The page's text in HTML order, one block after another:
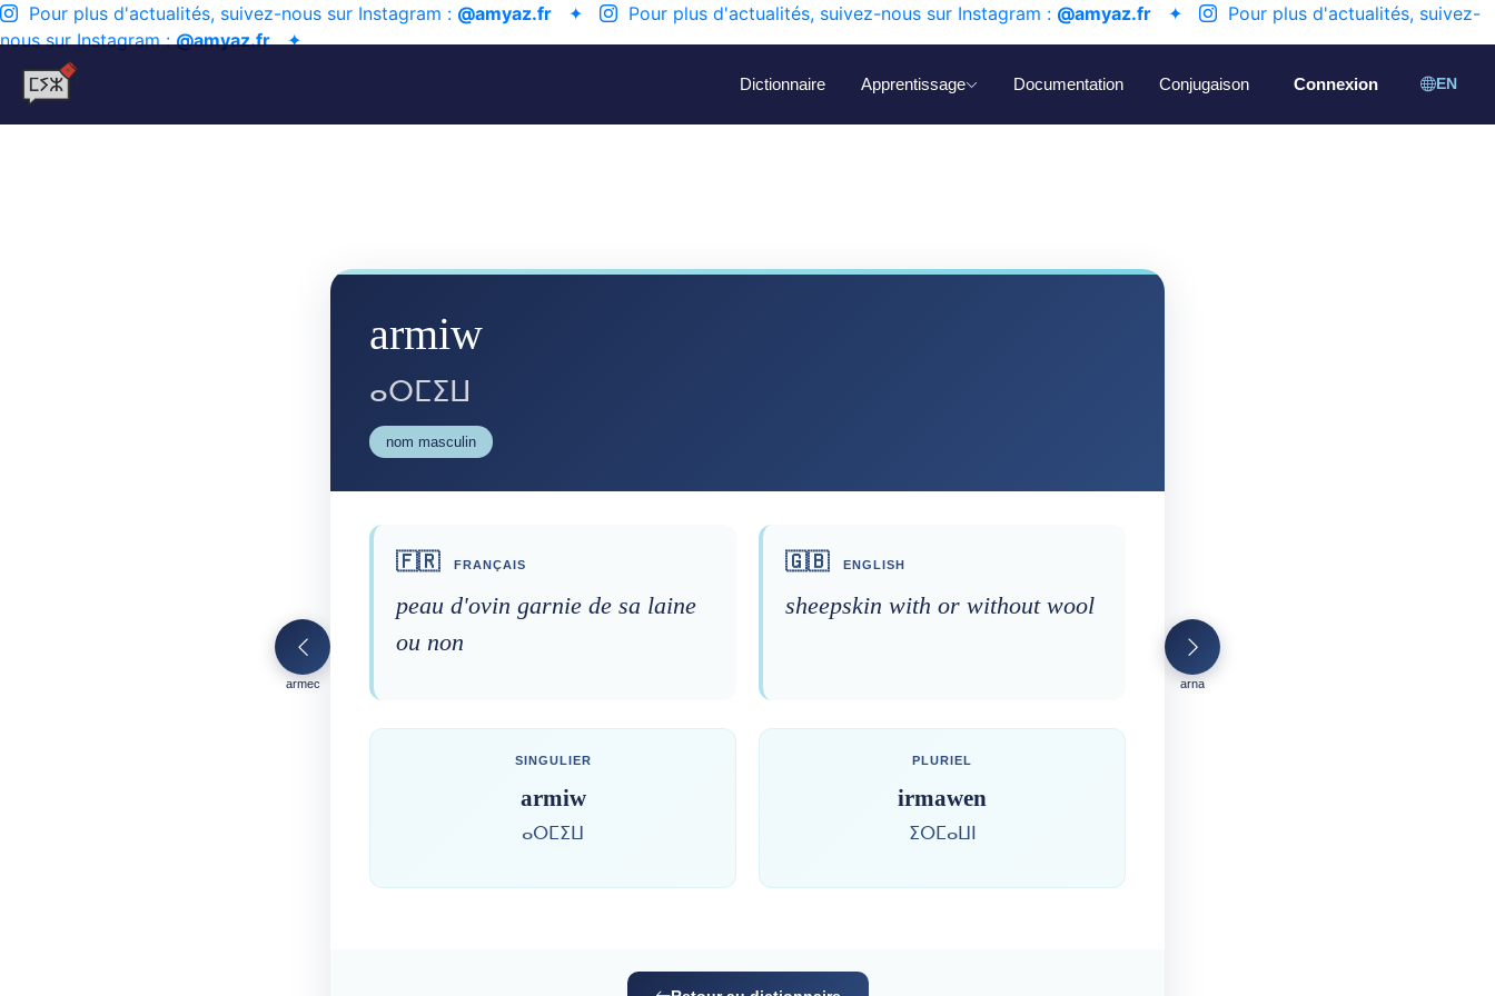
Pour plus d'actualités, suivez-nous sur Instagram : @amyaz.fr ✦ Pour plus d'actualités, suivez-nous sur Instagram : @amyaz.fr ✦
Pour plus d'actualités, suivez-
nous sur Instagram :@amyaz.fr✦
Dictionnaire Apprentissage Documentation Conjugaison Connexion EN
armec
armiw
ⴰⵔⵎⵉⵡ
nom masculin
🇫🇷 FRANÇAIS
peau d'ovin garnie de sa laine
ou non
🇬🇧 ENGLISH
sheepskin with or without wool
SINGULIER
armiw
ⴰⵔⵎⵉⵡ
PLURIEL
irmawen
ⵉⵔⵎⴰⵡⵏ
arna